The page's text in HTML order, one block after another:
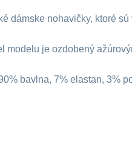
dámske nohavičky, ktoré
modelu je ozdobený
bavlna, 7% elastan, 3%